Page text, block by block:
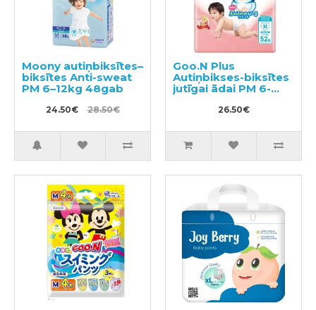
Moony autiņbiksītes–
biksītes Anti-sweat
PM 6–12kg 48gab
24.50€ 28.50€
Goo.N Plus
Autiņbikses-biksītes
jutīgai ādai PM 6-
26.50€